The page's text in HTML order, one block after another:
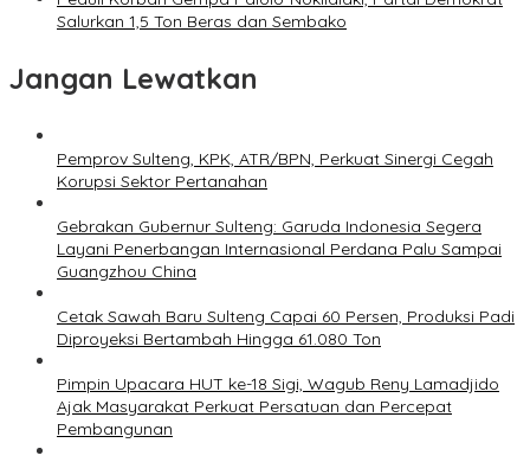
Salurkan 1,5 Ton Beras dan Sembako
Jangan Lewatkan
Pemprov Sulteng, KPK, ATR/BPN, Perkuat Sinergi Cegah
Korupsi Sektor Pertanahan
Gebrakan Gubernur Sulteng: Garuda Indonesia Segera
Layani Penerbangan Internasional Perdana Palu Sampai
Guangzhou China
Cetak Sawah Baru Sulteng Capai 60 Persen, Produksi Padi
Diproyeksi Bertambah Hingga 61.080 Ton
Pimpin Upacara HUT ke-18 Sigi, Wagub Reny Lamadjido
Ajak Masyarakat Perkuat Persatuan dan Percepat
Pembangunan